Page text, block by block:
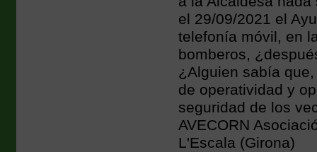
el 29/09/2021 el
telefonía móvil, en
bomberos,
¿Alguien sabía
de operatividad y
seguridad de los
AVECORN
L'Escala (Girona)